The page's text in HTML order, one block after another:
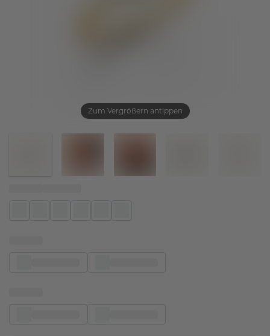
Zum Vergrößern antippen